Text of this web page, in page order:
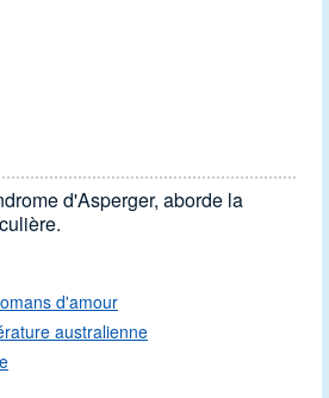
d'Asperger, aborde la
d'amour
australienne